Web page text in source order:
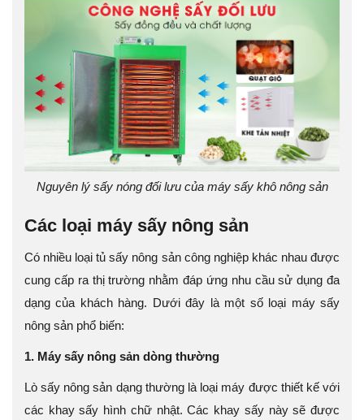
Nguyên lý sấy nóng đối lưu của máy sấy khô nông sản
Các loại máy sấy nông sản
Có nhiều loại tủ sấy nông sản công nghiệp khác nhau được
cung cấp ra thị trường nhằm đáp ứng nhu cầu sử dụng đa
dạng của khách hàng. Dưới đây là một số loại máy sấy
nông sản phổ biến:
1. Máy sấy nông sản dòng thường
Lò sấy nông sản dạng thường là loại máy được thiết kế với
các khay sấy hình chữ nhật. Các khay sấy này sẽ được